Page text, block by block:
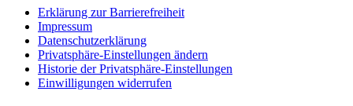
Erklärung zur Barrierefreiheit
Impressum
Datenschutzerklärung
Privatsphäre-Einstellungen ändern
Historie der Privatsphäre-Einstellungen
Einwilligungen widerrufen